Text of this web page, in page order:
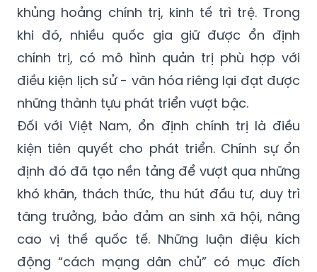
khủng hoảng chính trị, kinh tế trì trệ. Trong
khi đó, nhiều quốc gia giữ được ổn định
chính trị, có mô hình quản trị phù hợp với
điều kiện lịch sử - văn hóa riêng lại đạt được
những thành tựu phát triển vượt bậc.
Đối với Việt Nam, ổn định chính trị là điều
kiện tiên quyết cho phát triển. Chính sự ổn
định đó đã tạo nền tảng để vượt qua những
khó khăn, thách thức, thu hút đầu tư, duy trì
tăng trưởng, bảo đảm an sinh xã hội, nâng
cao vị thế quốc tế. Những luận điệu kích
động “cách mạng dân chủ” có mục đích